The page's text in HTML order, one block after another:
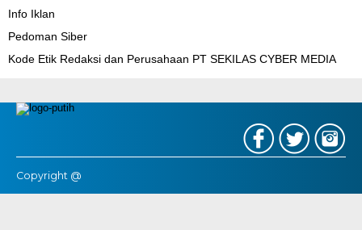
Info Iklan
Pedoman Siber
Kode Etik Redaksi dan Perusahaan PT SEKILAS CYBER MEDIA
Copyright @